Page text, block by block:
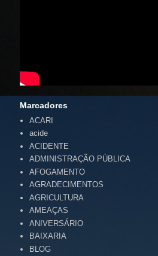
Marcadores
ACARI
acide
ACIDENTE
ADMINISTRAÇÃO PÚBLICA
AFOGAMENTO
AGRADECIMENTOS
AGRICULTURA
AMEAÇAS
ANIVERSÁRIO
BAIXARIA
BLOG